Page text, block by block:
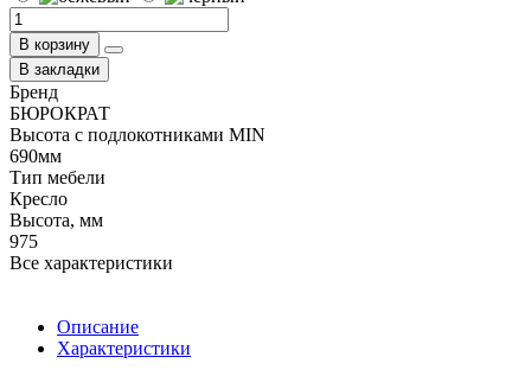
В корзину
В закладки
Бренд
БЮРОКРАТ
Высота с подлокотниками MIN
690мм
Тип мебели
Кресло
Высота, мм
975
Все характеристики
Описание
Характеристики